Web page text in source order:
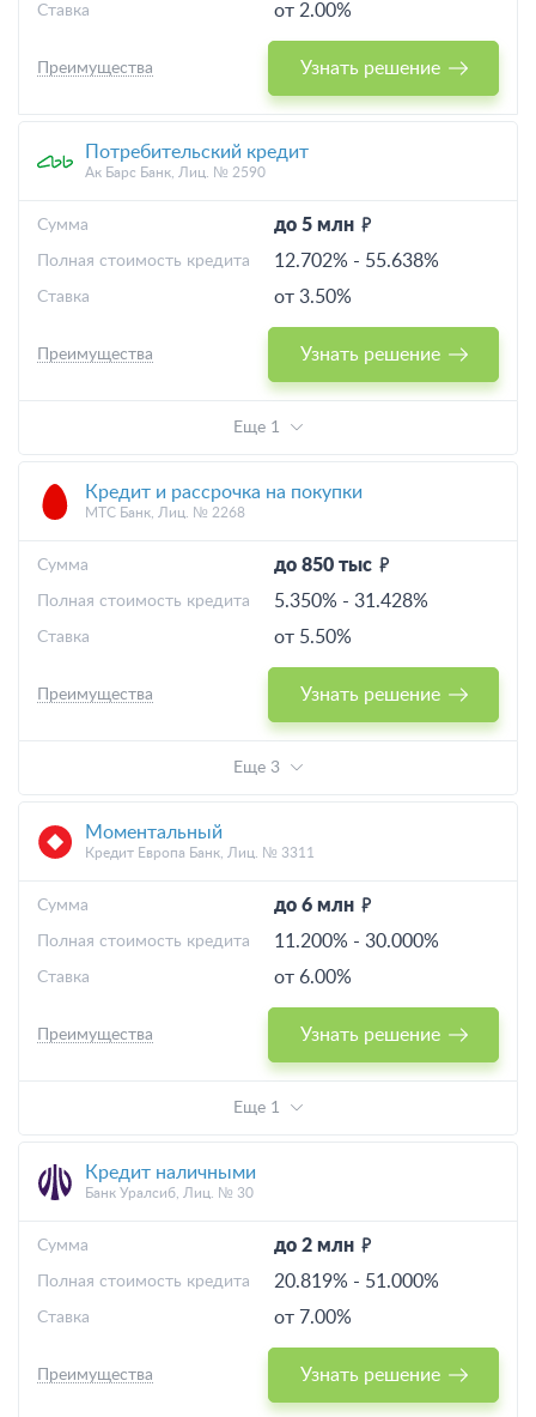
от 2.00%
Ставка
Узнать решение
Преимущества
Потребительский кредит
Ак Барс Банк, Лиц. № 2590
до 5 млн
Cумма
12.702% - 55.638%
Полная стоимость кредита
от 3.50%
Ставка
Узнать решение
Преимущества
Еще 1
Кредит и рассрочка на покупки
МТС Банк, Лиц. № 2268
до 850 тыс
Cумма
5.350% - 31.428%
Полная стоимость кредита
от 5.50%
Ставка
Узнать решение
Преимущества
Еще 3
Моментальный
Кредит Европа Банк, Лиц. № 3311
до 6 млн
Cумма
11.200% - 30.000%
Полная стоимость кредита
от 6.00%
Ставка
Узнать решение
Преимущества
Еще 1
Кредит наличными
Банк Уралсиб, Лиц. № 30
до 2 млн
Cумма
20.819% - 51.000%
Полная стоимость кредита
от 7.00%
Ставка
Узнать решение
Преимущества